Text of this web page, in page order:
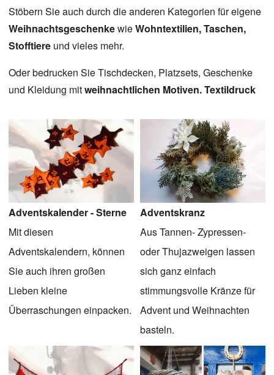
Stöbern Sie auch durch die anderen Kategorien für eigene
WeihnachtsgeschenkewieWohntextilien,Taschen,
Stofftiere und vieles mehr.
Oder bedrucken Sie Tischdecken, Platzsets, Geschenke
und Kleidung mitweihnachtlichen Motiven.Textildruck
Adventskalender - Sterne
Mit diesen
Adventskalendern, können
Sie auch ihren großen
Lieben kleine
Überraschungen einpacken.
Adventskranz
Aus Tannen- Zypressen-
oder Thujazweigen lassen
sich ganz einfach
stimmungsvolle Kränze für
Advent und Weihnachten
basteln.